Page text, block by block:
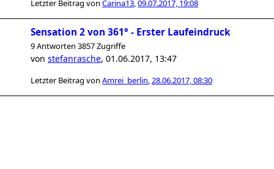
Letzter Beitrag von Carina13,09.07.2017, 19:08
Sensation 2 von 361° - Erster Laufeindruck
9 Antworten 3857 Zugriffe
von stefanrasche, 01.06.2017, 13:47
Letzter Beitrag von Amrei_berlin,28.06.2017, 08:30